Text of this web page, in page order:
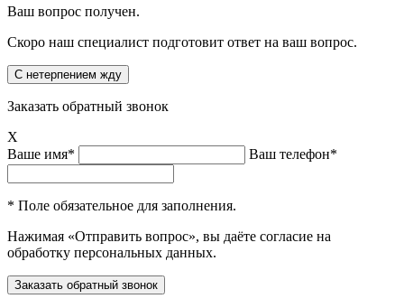
Ваш вопрос получен.
Скоро наш специалист подготовит ответ на ваш вопрос.
Заказать обратный звонок
X
Ваше имя*
Ваш телефон*
* Поле обязательное для заполнения.
Нажимая «Отправить вопрос», вы даёте согласие на
обработку персональных данных.